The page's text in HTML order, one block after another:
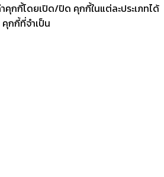
คุกกี้โดยเปิด/ปิด คุกกี้ในแต่ละประเภทได้
กกี้ที่จำเป็น